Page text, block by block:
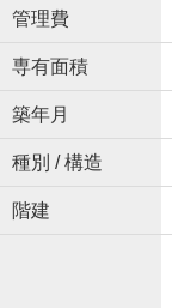
管理費
専有面積
築年月
種別 / 構造
階建